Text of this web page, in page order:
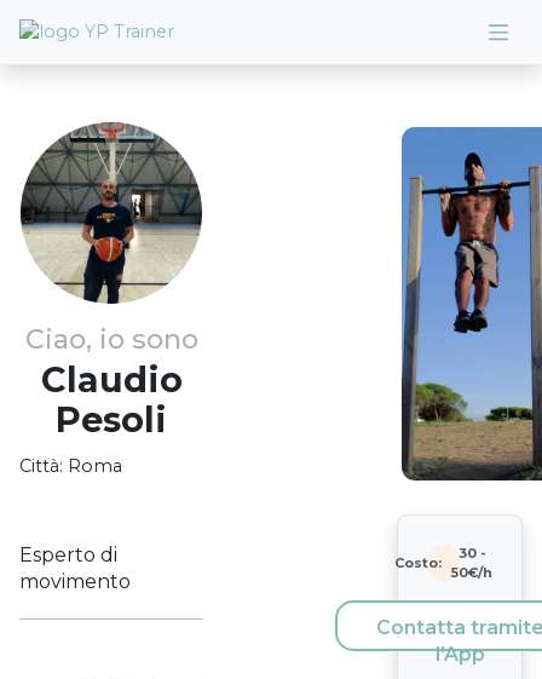
Ciao, io sono
Claudio
Pesoli
Città: Roma
Esperto di
movimento
Costo:
30-
50€/h
Contatta
l'App